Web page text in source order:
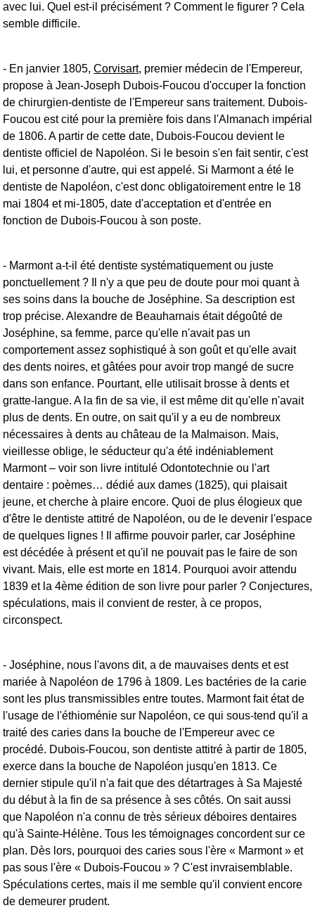
avec lui. Quel est-il précisément ? Comment le figurer ? Cela
semble difficile.
- En janvier 1805, Corvisart, premier médecin de l'Empereur,
propose à Jean-Joseph Dubois-Foucou d'occuper la fonction
de chirurgien-dentiste de l'Empereur sans traitement. Dubois-
Foucou est cité pour la première fois dans l'Almanach impérial
de 1806. A partir de cette date, Dubois-Foucou devient le
dentiste officiel de Napoléon. Si le besoin s'en fait sentir, c'est
lui, et personne d'autre, qui est appelé. Si Marmont a été le
dentiste de Napoléon, c'est donc obligatoirement entre le 18
mai 1804 et mi-1805, date d'acceptation et d'entrée en
fonction de Dubois-Foucou à son poste.
- Marmont a-t-il été dentiste systématiquement ou juste
ponctuellement ? Il n'y a que peu de doute pour moi quant à
ses soins dans la bouche de Joséphine. Sa description est
trop précise. Alexandre de Beauharnais était dégoûté de
Joséphine, sa femme, parce qu'elle n'avait pas un
comportement assez sophistiqué à son goût et qu'elle avait
des dents noires, et gâtées pour avoir trop mangé de sucre
dans son enfance. Pourtant, elle utilisait brosse à dents et
gratte-langue. A la fin de sa vie, il est même dit qu'elle n'avait
plus de dents. En outre, on sait qu'il y a eu de nombreux
nécessaires à dents au château de la Malmaison. Mais,
vieillesse oblige, le séducteur qu'a été indéniablement
Marmont – voir son livre intitulé Odontotechnie ou l'art
dentaire : poèmes… dédié aux dames (1825), qui plaisait
jeune, et cherche à plaire encore. Quoi de plus élogieux que
d'être le dentiste attitré de Napoléon, ou de le devenir l'espace
de quelques lignes ! Il affirme pouvoir parler, car Joséphine
est décédée à présent et qu'il ne pouvait pas le faire de son
vivant. Mais, elle est morte en 1814. Pourquoi avoir attendu
1839 et la 4ème édition de son livre pour parler ? Conjectures,
spéculations, mais il convient de rester, à ce propos,
circonspect.
- Joséphine, nous l'avons dit, a de mauvaises dents et est
mariée à Napoléon de 1796 à 1809. Les bactéries de la carie
sont les plus transmissibles entre toutes. Marmont fait état de
l'usage de l'éthioménie sur Napoléon, ce qui sous-tend qu'il a
traité des caries dans la bouche de l'Empereur avec ce
procédé. Dubois-Foucou, son dentiste attitré à partir de 1805,
exerce dans la bouche de Napoléon jusqu'en 1813. Ce
dernier stipule qu'il n'a fait que des détartrages à Sa Majesté
du début à la fin de sa présence à ses côtés. On sait aussi
que Napoléon n'a connu de très sérieux déboires dentaires
qu'à Sainte-Hélène. Tous les témoignages concordent sur ce
plan. Dès lors, pourquoi des caries sous l'ère « Marmont » et
pas sous l'ère « Dubois-Foucou » ? C'est invraisemblable.
Spéculations certes, mais il me semble qu'il convient encore
de demeurer prudent.